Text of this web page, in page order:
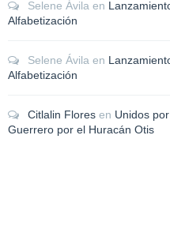
Selene Ávila en
Alfabetización
Selene Ávila en
Alfabetización
Citlalin Flores en Unidos
Guerrero por el Huracán Otis